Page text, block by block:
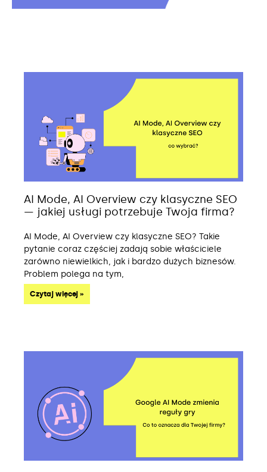
AI Mode, AI Overview czy klasyczne SEO
— jakiej usługi potrzebuje Twoja firma?
AI Mode, AI Overview czy klasyczne SEO? Takie
pytanie coraz częściej zadają sobie właściciele
zarówno niewielkich, jak i bardzo dużych biznesów.
Problem polega na tym,
Czytaj więcej »